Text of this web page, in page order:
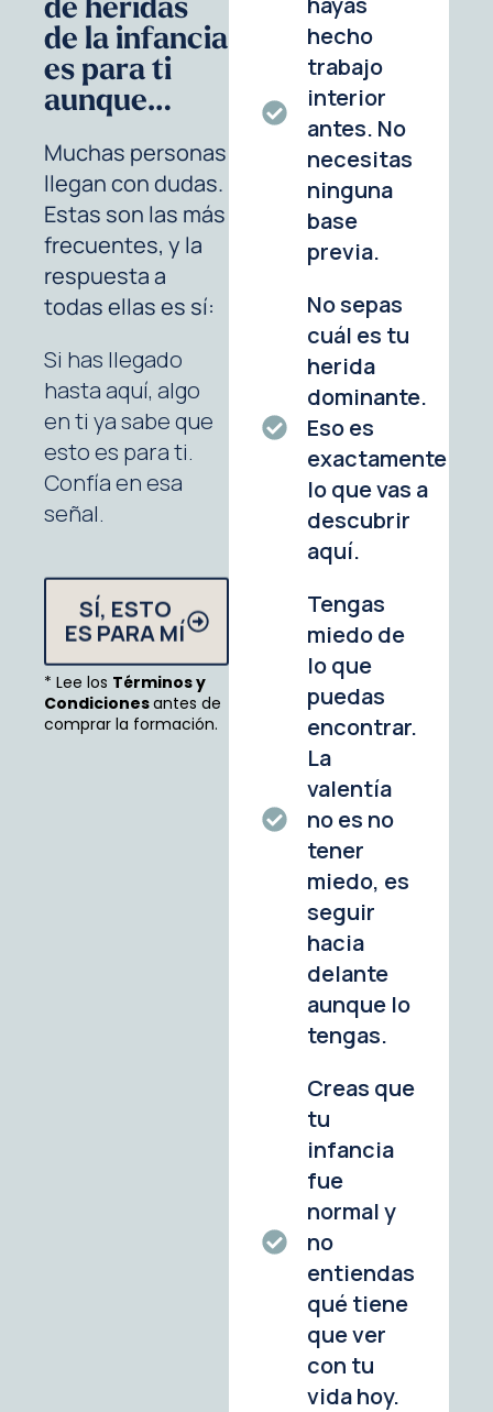
de la infancia
es para ti
aunque…
Muchas personas
llegan con dudas.
Estas son las más
frecuentes, y la
respuesta a
todas ellas es sí:
Si has llegado
hasta aquí, algo
en ti ya sabe que
esto es para ti.
Confía en esa
señal.
SÍ, ESTO
ES PARA MÍ
* Lee los Términos y
Condicionesantes de
comprar la formación.
hecho
trabajo
interior
antes. No
necesitas
ninguna
base
previa.
No sepas
cuál es tu
herida
dominante.
Eso es
exactamente
lo que vas a
descubrir
aquí.
Tengas
miedo de
lo que
puedas
encontrar.
La
valentía
no es no
tener
miedo, es
seguir
hacia
delante
aunque lo
tengas.
Creas que
tu
infancia
fue
normal y
no
entiendas
qué tiene
que ver
con tu
vida hoy.